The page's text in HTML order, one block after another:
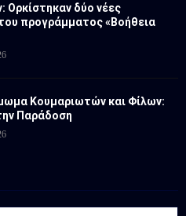
Ορκίστηκαν δύο νέες
προγράμματος «Βοήθεια
Κουμαριωτών και Φίλων:
Παράδοση